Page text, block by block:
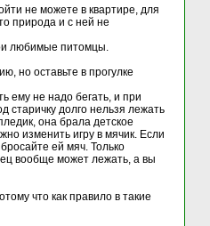
не можете в квартире, для
природа и с ней не
любимые питомцы.
но оставьте в прогулке
ему не надо бегать, и при
старичку долго нельзя лежать
она брала детское
изменить игру в мячик. Если
ей мяч. Только
вообще может лежать, а вы
что как правило в такие